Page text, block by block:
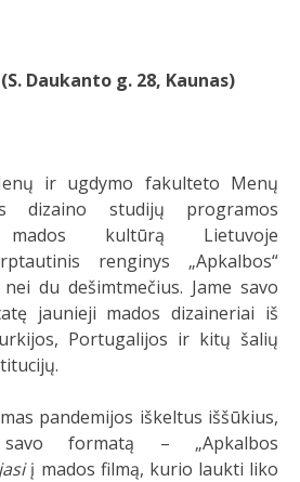
S. Daukanto g. 28, Kaunas)
ir ugdymo fakulteto Menų
dizaino studijų programos
mados kultūrą Lietuvoje
renginys „Apkalbos“
du dešimtmečius. Jame savo
jaunieji mados dizaineriai iš
Portugalijos ir kitų šalių
pandemijos iškeltus iššūkius,
formatą – „Apkalbos
į mados filmą, kurio laukti liko